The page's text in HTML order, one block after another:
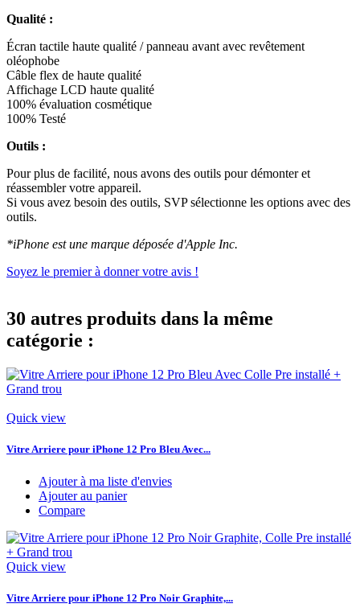
Qualité :
Écran tactile haute qualité / panneau avant avec revêtement
oléophobe
Câble flex de haute qualité
Affichage LCD haute qualité
100% évaluation cosmétique
100% Testé
Outils :
Pour plus de facilité, nous avons des outils pour démonter et
réassembler votre appareil.
Si vous avez besoin des outils, SVP sélectionne les options avec des
outils.
*iPhone est une marque déposée d'Apple Inc.
Soyez le premier à donner votre avis !
30 autres produits dans la même
catégorie :
Quick view
Vitre Arriere pour iPhone 12 Pro Bleu Avec...
Ajouter à ma liste d'envies
Ajouter au panier
Compare
Quick view
Vitre Arriere pour iPhone 12 Pro Noir Graphite,...